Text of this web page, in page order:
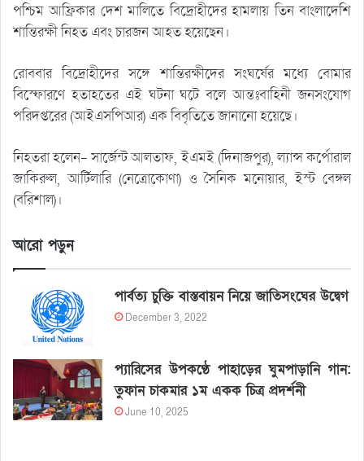
পশ্চিম আফ্রিকার দেশ মালিতে বিদ্রোহীদের হামলায় তিন বাংলাদেশি
শান্তিরক্ষী নিহত এবং চারজন আহত হয়েছেন।
রোববার বিদ্রোহীদের সঙ্গে শান্তিরক্ষীদের সংঘর্ষের মধ্যে বোমার
বিস্ফোরণে হতাহতের এই ঘটনা ঘটে বলে আন্তঃবাহিনী জনসংযোগ
পরিদপ্তরের (আইএসপিআর) এক বিবৃতিতে জানানো হয়েছে।
নিহতরা হলেন- সার্জেন্ট আলতাফ, ইএমই (দিনাজপুর), ল্যান্স কর্পোরাল
জাকিরুল, আর্টিলারি (নেত্রোকোণা) ও সৈনিক মনোয়ার, ইস্ট বেঙ্গল
(বরিশাল)।
আরো পড়ুন
পার্বত্য চুক্তি বাস্তবায়ন নিয়ে জাতিসংঘের উদ্বেগ
December 3, 2022
প্যারিসের উপকণ্ঠে পাহাড়ের ঘুমপাড়ানি গান:
তুফান চাকমার ১ম একক চিত্র প্রদর্শনী
June 10, 2025